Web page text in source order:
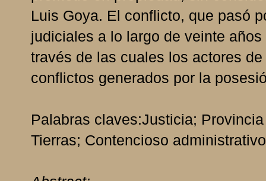
Luis Goya. El conflicto, que pasó
judiciales a lo largo de veinte
través de las cuales los actores
conflictos generados por la
Palabras claves:Justicia;
Tierras; Contencioso administrativo